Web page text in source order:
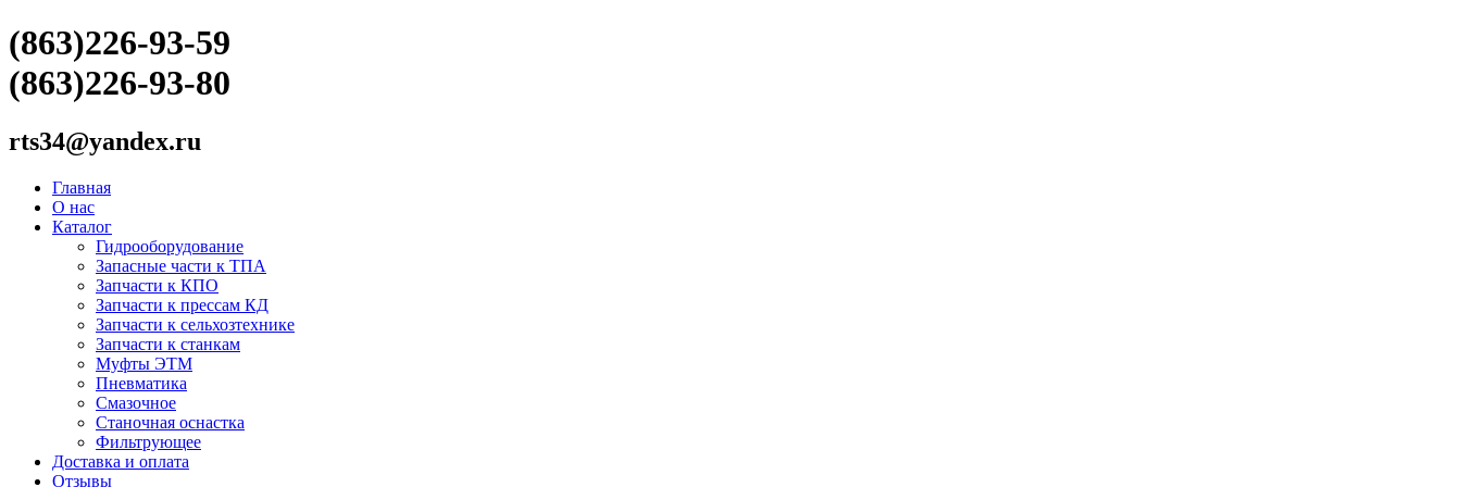
(863)226-93-59
(863)226-93-80
rts34@yandex.ru
Главная
О нас
Каталог
Гидрооборудование
Запасные части к ТПА
Запчасти к КПО
Запчасти к прессам КД
Запчасти к сельхозтехнике
Запчасти к станкам
Муфты ЭТМ
Пневматика
Смазочное
Станочная оснастка
Фильтрующее
Доставка и оплата
Отзывы